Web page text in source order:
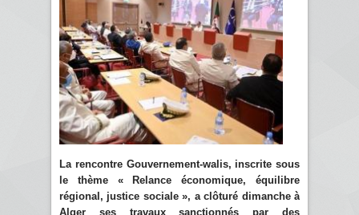
La rencontre Gouvernement-walis, inscrite sous
le thème « Relance économique, équilibre
régional, justice sociale », a clôturé dimanche à
Alger ses travaux sanctionnés par des